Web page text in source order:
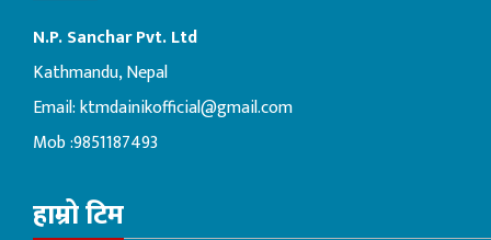
N.P. Sanchar Pvt. Ltd
Kathmandu, Nepal
Email:ktmdainikofficial@gmail.com
Mob :9851187493
हाम्रो टिम